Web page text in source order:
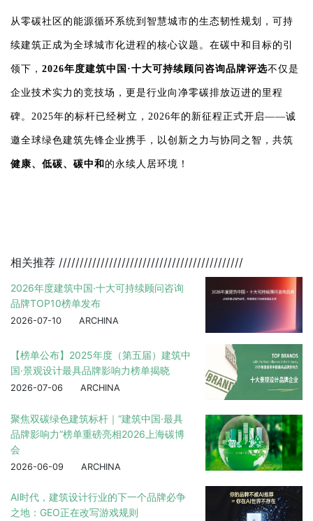
从零碳社区的能源循环系统到智慧城市的生态韧性规划，可持
续建筑正成为全球城市化进程的核心议题。在碳中和目标的引
领下， 2026年度建筑中国·十大可持续顾问咨询品牌评选不仅是
企业技术实力的竞技场，更是行业向净零碳排放迈进的里程
碑。2025年的标杆已经树立，2026年的新征程正式开启——诚
邀全球绿色建筑先锋企业携手，以创新之力与协同之智，共筑
健康、低碳、碳中和 的永续人居环境！
相关推荐 ////////////////////////////////////////////
2026年度建筑中国·十大可持续顾问咨询
品牌TOP10榜单发布
2026-07-10 ARCHINA
【榜单公布】2025年度（第五届）建筑中
国·景观设计最具品牌影响力榜单揭晓
2026-07-06 ARCHINA
聚焦双碳绿色建筑标杆｜“建筑中国·最具
品牌影响力”榜单重磅亮相2026上海碳博
会
2026-06-09 ARCHINA
AI时代，建筑设计行业的下一个品牌必争
之地：GEO正在改写游戏规则